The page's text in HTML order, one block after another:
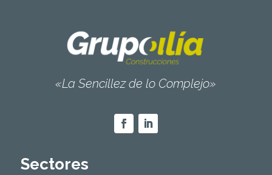
«La Sencillez de lo Complejo»
Sectores